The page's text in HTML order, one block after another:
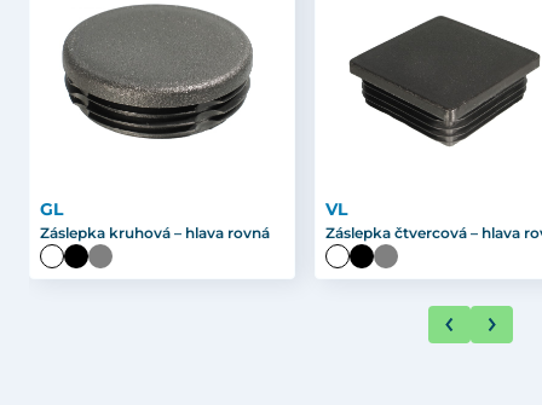
GL
Záslepka kruhová – hlava rovná
VL
Záslepka čtvercová – hlava